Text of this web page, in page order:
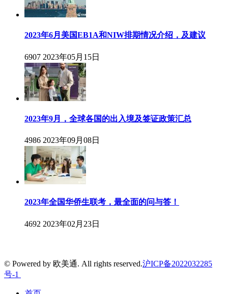
2023年6月美国EB1A和NIW排期情况介绍，及建议
6907 2023年05月15日
2023年9月，全球各国的出入境及签证政策汇总
4986 2023年09月08日
2023年全国华侨生联考，最全面的问与答！
4692 2023年02月23日
© Powered by 欧美通. All rights reserved.沪ICP备2022032285
号-1